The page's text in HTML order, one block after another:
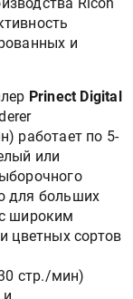
и
Prinect Digital
работает по 5-
или
для больших
широким
цветных сортов
стр./мин)